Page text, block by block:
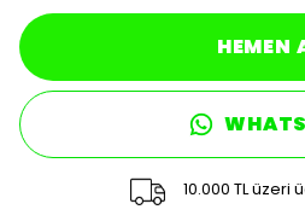
HEMEN
10.000 TL üzeri